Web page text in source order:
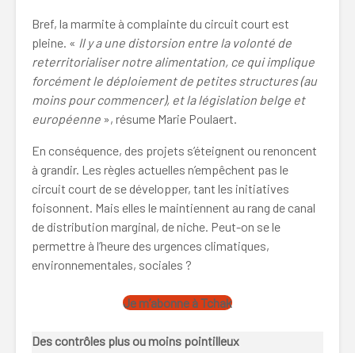
Bref, la marmite à complainte du circuit court est
pleine. « Il y a une distorsion entre la volonté de
reterritorialiser notre alimentation, ce qui implique
forcément le déploiement de petites structures (au
moins pour commencer), et la législation belge et
européenne », résume Marie Poulaert.
En conséquence, des projets s’éteignent ou renoncent
à grandir. Les règles actuelles n’empêchent pas le
circuit court de se développer, tant les initiatives
foisonnent. Mais elles le maintiennent au rang de canal
de distribution marginal, de niche. Peut-on se le
permettre à l’heure des urgences climatiques,
environnementales, sociales ?
Je m’abonne à Tchak
Des contrôles plus ou moins pointilleux